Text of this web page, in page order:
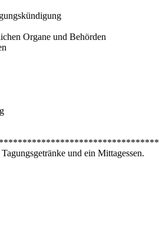
Organe und Behörden
und ein Mittagessen.